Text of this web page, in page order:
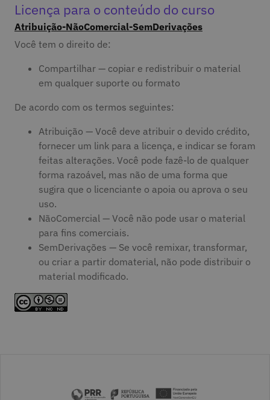
Licença para o conteúdo do curso
Atribuição-NãoComercial-SemDerivações
Você tem o direito de:
Compartilhar — copiar e redistribuir o material
em qualquer suporte ou formato
De acordo com os termos seguintes:
Atribuição — Você deve atribuir o devido crédito,
fornecer um link para a licença, e indicar se foram
feitas alterações. Você pode fazê-lo de qualquer
forma razoável, mas não de uma forma que
sugira que o licenciante o apoia ou aprova o seu
uso.
NãoComercial — Você não pode usar o material
para fins comerciais.
SemDerivações — Se você remixar, transformar,
ou criar a partir domaterial, não pode distribuir o
material modificado.